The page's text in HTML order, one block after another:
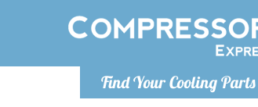
Find Your Cooling Parts